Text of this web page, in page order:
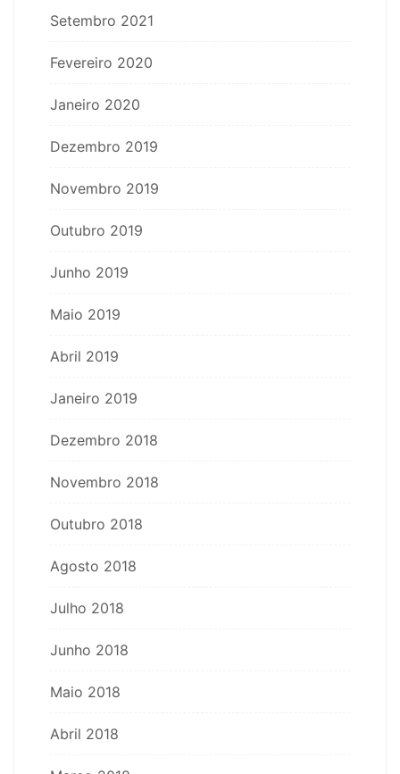
Setembro 2021
Fevereiro 2020
Janeiro 2020
Dezembro 2019
Novembro 2019
Outubro 2019
Junho 2019
Maio 2019
Abril 2019
Janeiro 2019
Dezembro 2018
Novembro 2018
Outubro 2018
Agosto 2018
Julho 2018
Junho 2018
Maio 2018
Abril 2018